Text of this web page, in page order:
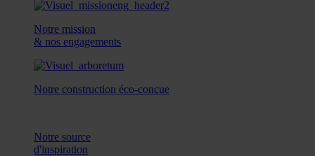
Notre mission
& nos engagements
Notre construction éco-conçue
Notre source
d'inspiration